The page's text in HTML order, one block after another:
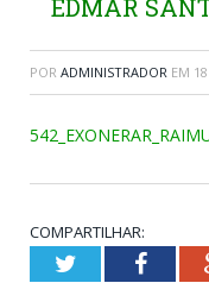
EDMAR
POR ADMINISTRADOR EM
COMPARTILHAR:
Twitter